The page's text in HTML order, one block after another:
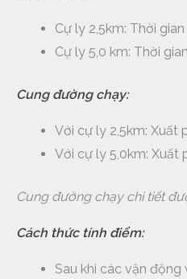
Cự ly 2,5km: Thời
Cự ly 5,0 km: Thời
Cung đường chạy:
Với cự ly 2,5km: Xuất
Với cự ly 5,0km: Xuất
Cung đường chạy chi tiết
Cách thức tính điểm:
Sau khi các vận